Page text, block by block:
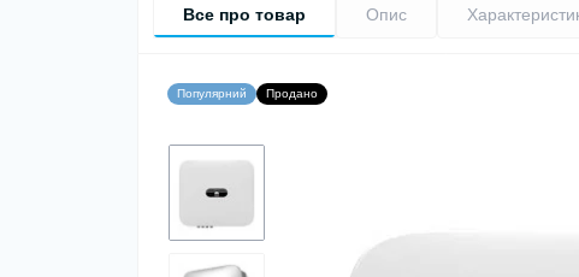
Все про товар Опис
Популярний Продано